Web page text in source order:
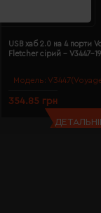
Модель:
USB хаб 2.0 на 4 порти
Fletcher сірий - V3447-19
354.85 грн